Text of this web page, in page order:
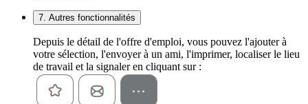
7. Autres fonctionnalités
Depuis le détail de l'offre d'emploi, vous pouvez l'ajouter à
votre sélection, l'envoyer à un ami, l'imprimer, localiser le lieu
de travail et la signaler en cliquant sur :